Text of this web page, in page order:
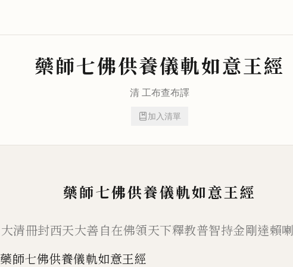
藥師七佛供養儀軌如意王經
清工布查布譯
加入清單
藥師七佛供養儀軌如意王經
大清冊封西天大善自在佛領天下釋教普智持金剛達賴
藥師七佛供養儀軌如意王經